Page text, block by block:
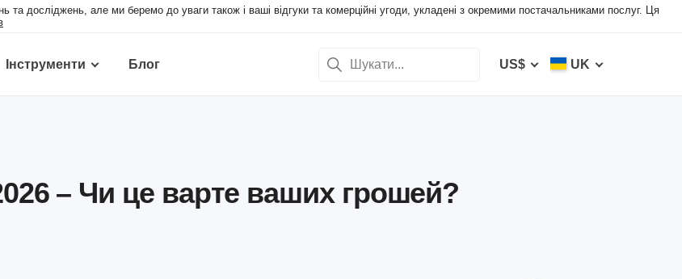
та досліджень, але ми беремо до уваги також і ваші відгуки та комерційні угоди, укладені з окремими постачальниками послуг. Ця
Інструменти Блог US$ UK
– Чи це варте ваших грошей?